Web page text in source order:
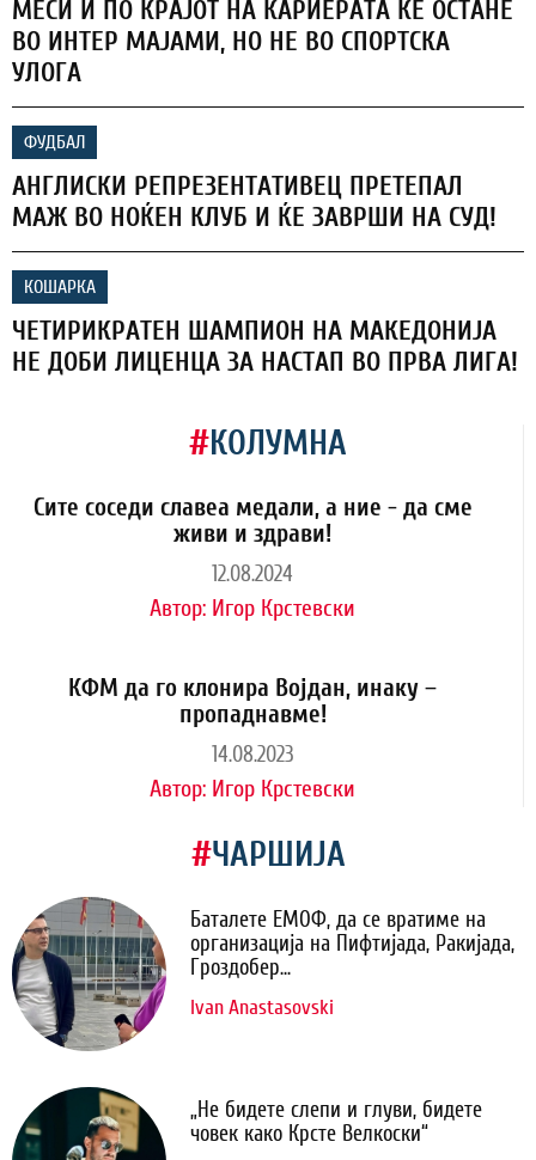
МЕСИ И ПО КРАЈОТ НА КАРИЕРАТА ЌЕ ОСТАНЕ
ВО ИНТЕР МАЈАМИ, НО НЕ ВО СПОРТСКА
УЛОГА
ФУДБАЛ
АНГЛИСКИ РЕПРЕЗЕНТАТИВЕЦ ПРЕТЕПАЛ
МАЖ ВО НОЌЕН КЛУБ И ЌЕ ЗАВРШИ НА СУД!
КОШАРКА
ЧЕТИРИКРАТЕН ШАМПИОН НА МАКЕДОНИЈА
НЕ ДОБИ ЛИЦЕНЦА ЗА НАСТАП ВО ПРВА ЛИГА!
#КОЛУМНА
Сите соседи славеа медали, а ние - да сме
живи и здрави!
12.08.2024
Автор: Игор Крстевски
КФМ да го клонира Војдан, инаку –
пропаднавме!
14.08.2023
Автор: Игор Крстевски
#ЧАРШИЈА
Баталете ЕМОФ, да се вратиме на
организација на Пифтијада, Ракијада,
Гроздобер...
Ivan Anastasovski
„Не бидете слепи и глуви, бидете
човек како Крсте Велкоски“